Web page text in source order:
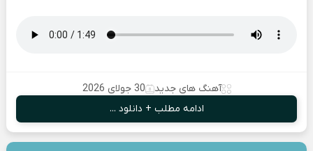
آهنگ های جدید
30 جولای 2026
ادامه مطلب + دانلود ...